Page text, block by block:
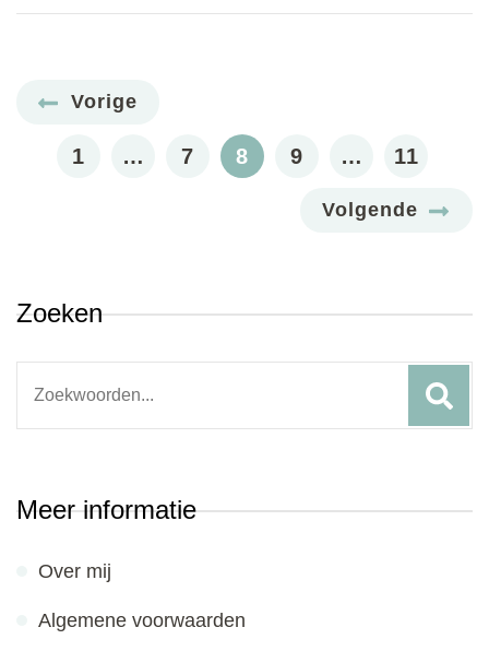
Berichten
paginering
Vorige
PAGE
1 … PAGE
7 PAGE
8 PAGE
9 … PAGE
11
Volgende
Zoeken
Meer informatie
Over mij
Algemene voorwaarden